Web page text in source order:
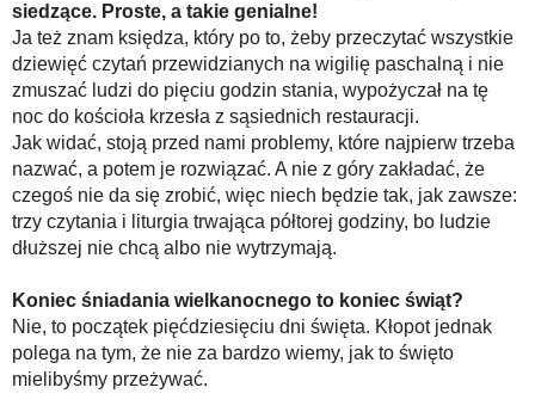
siedzące. Proste, a takie genialne!
Ja też znam księdza, który po to, żeby przeczytać wszystkie
dziewięć czytań przewidzianych na wigilię paschalną i nie
zmuszać ludzi do pięciu godzin stania, wypożyczał na tę
noc do kościoła krzesła z sąsiednich restauracji.
Jak widać, stoją przed nami problemy, które najpierw trzeba
nazwać, a potem je rozwiązać. A nie z góry zakładać, że
czegoś nie da się zrobić, więc niech będzie tak, jak zawsze:
trzy czytania i liturgia trwająca półtorej godziny, bo ludzie
dłuższej nie chcą albo nie wytrzymają.
Koniec śniadania wielkanocnego to koniec świąt?
Nie, to początek pięćdziesięciu dni święta. Kłopot jednak
polega na tym, że nie za bardzo wiemy, jak to święto
mielibyśmy przeżywać.